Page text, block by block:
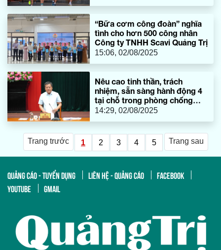
“Bữa cơm công đoàn” nghĩa
tình cho hơn 500 công nhân
Công ty TNHH Scavi Quảng Trị
15:06, 02/08/2025
Nêu cao tinh thần, trách
nhiệm, sẵn sàng hành động 4
tại chỗ trong phòng chống
thiên tai
14:29, 02/08/2025
Trang trước 1 2 3 4 5 Trang sau
QUẢNG CÁO - TUYỂN DỤNG LIÊN HỆ - QUẢNG CÁO
FACEBOOK
YOUTUBE
GMAIL